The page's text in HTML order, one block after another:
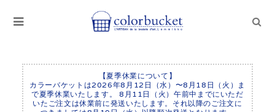
【夏季休業について】
カラーバケットは2026年8月12日（水）〜8月18日（火）ま
で夏季休業いたします。 8月11日（火）午前中までにいただ
いたご注文は休業前に発送いたします。それ以降のご注文に